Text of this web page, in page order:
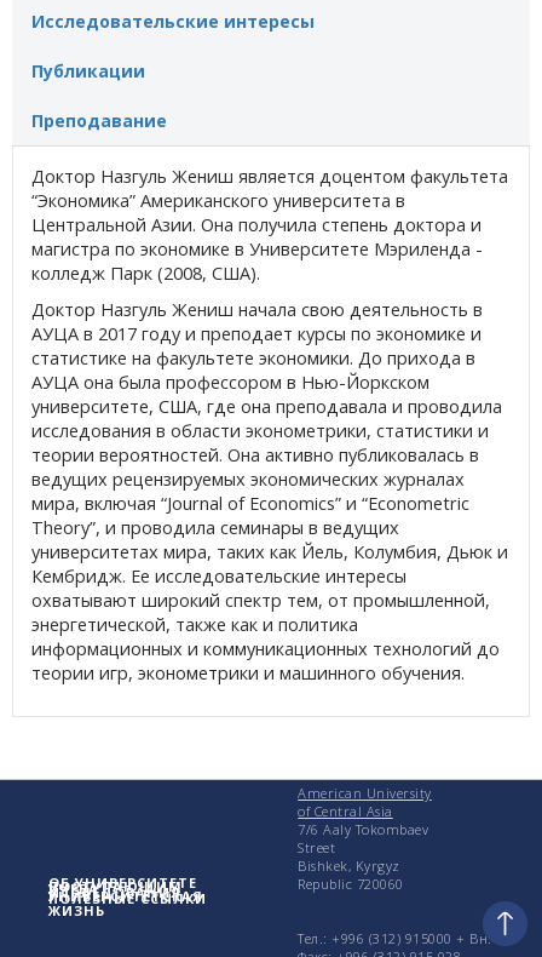
Исследовательские интересы
Публикации
Преподавание
Доктор Назгуль Жениш является доцентом факультета
“Экономика” Американского университета в
Центральной Азии. Она получила степень доктора и
магистра по экономике в Университете Мэриленда -
колледж Парк (2008, США).
Доктор Назгуль Жениш начала свою деятельность в
АУЦА в 2017 году и преподает курсы по экономике и
статистике на факультете экономики. До прихода в
АУЦА она была профессором в Нью-Йоркском
университете, США, где она преподавала и проводила
исследования в области эконометрики, статистики и
теории вероятностей. Она активно публиковалась в
ведущих рецензируемых экономических журналах
мира, включая “Journal of Economics” и “Econometric
Theory”, и проводила семинары в ведущих
университетах мира, таких как Йель, Колумбия, Дьюк и
Кембридж. Ее исследовательские интересы
охватывают широкий спектр тем, от промышленной,
энергетической, также как и политика
информационных и коммуникационных технологий до
теории игр, эконометрики и машинного обучения.
ОБ УНИВЕРСИТЕТЕ
ПОСТУПАЮЩИМ
УЧЕБА
ИССЛЕДОВАНИЯ
УНИВЕРСИТЕТСКАЯ
ЖИЗНЬ
ПОЛЕЗНЫЕ ССЫЛКИ
American University
of Central Asia
7/6 Aaly Tokombaev
Street
Bishkek, Kyrgyz
Republic 720060
Тел.: +996 (312) 915000 + Вн.